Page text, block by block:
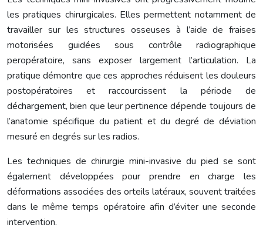
les pratiques chirurgicales. Elles permettent notamment de
travailler sur les structures osseuses à l’aide de fraises
motorisées guidées sous contrôle radiographique
peropératoire, sans exposer largement l’articulation. La
pratique démontre que ces approches réduisent les douleurs
postopératoires et raccourcissent la période de
déchargement, bien que leur pertinence dépende toujours de
l’anatomie spécifique du patient et du degré de déviation
mesuré en degrés sur les radios.
Les techniques de chirurgie mini-invasive du pied se sont
également développées pour prendre en charge les
déformations associées des orteils latéraux, souvent traitées
dans le même temps opératoire afin d’éviter une seconde
intervention.